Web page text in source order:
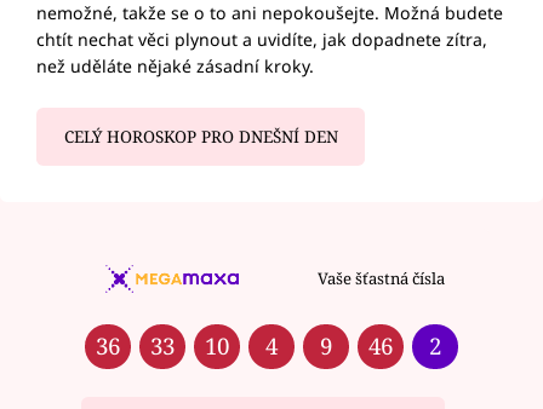
nemožné, takže se o to ani nepokoušejte. Možná budete
chtít nechat věci plynout a uvidíte, jak dopadnete zítra,
než uděláte nějaké zásadní kroky.
CELÝ HOROSKOP PRO DNEŠNÍ DEN
Vaše šťastná čísla
36 33 10 4 9 46 2